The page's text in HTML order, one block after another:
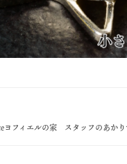
フィエルの家 スタッフのあかり